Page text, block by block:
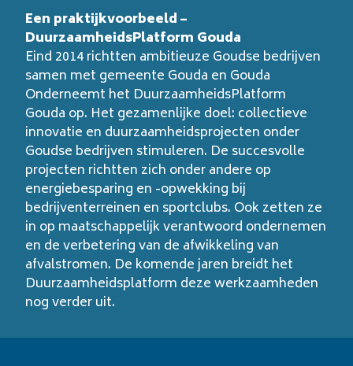
Een praktijkvoorbeeld –
DuurzaamheidsPlatform Gouda
Eind 2014 richtten ambitieuze Goudse bedrijven
samen met gemeente Gouda en Gouda
Onderneemt het DuurzaamheidsPlatform
Gouda op. Het gezamenlijke doel: collectieve
innovatie en duurzaamheidsprojecten onder
Goudse bedrijven stimuleren. De succesvolle
projecten richtten zich onder andere op
energiebesparing en -opwekking bij
bedrijventerreinen en sportclubs. Ook zetten ze
in op maatschappelijk verantwoord ondernemen
en de verbetering van de afwikkeling van
afvalstromen. De komende jaren breidt het
Duurzaamheidsplatform deze werkzaamheden
nog verder uit.